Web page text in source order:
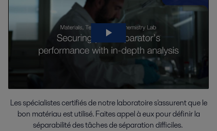
Les spécialistes certifiés de notre laboratoire s'assurent que le
bon matériau est utilisé. Faites appel à eux pour définir la
séparabilité des tâches de séparation difficiles.